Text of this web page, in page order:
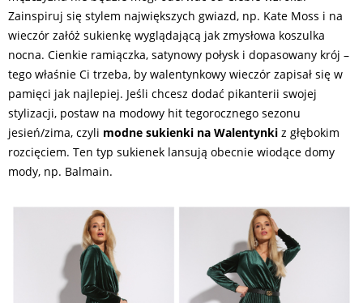
Zainspiruj się stylem największych gwiazd, np. Kate Moss i na
wieczór załóż sukienkę wyglądającą jak zmysłowa koszulka
nocna. Cienkie ramiączka, satynowy połysk i dopasowany krój –
tego właśnie Ci trzeba, by walentynkowy wieczór zapisał się w
pamięci jak najlepiej. Jeśli chcesz dodać pikanterii swojej
stylizacji, postaw na modowy hit tegorocznego sezonu
jesień/zima, czyli modne sukienki na Walentynki z głębokim
rozcięciem. Ten typ sukienek lansują obecnie wiodące domy
mody, np. Balmain.